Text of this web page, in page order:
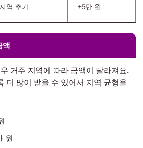
역 추가 +5만 원
액
거주 지역에 따라 금액이 달라져요.
더 많이 받을 수 있어서 지역 균형을
원